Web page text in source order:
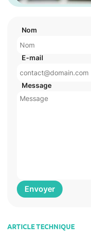
ARTICLE TECHNIQUE
Nom
E-mail
Message